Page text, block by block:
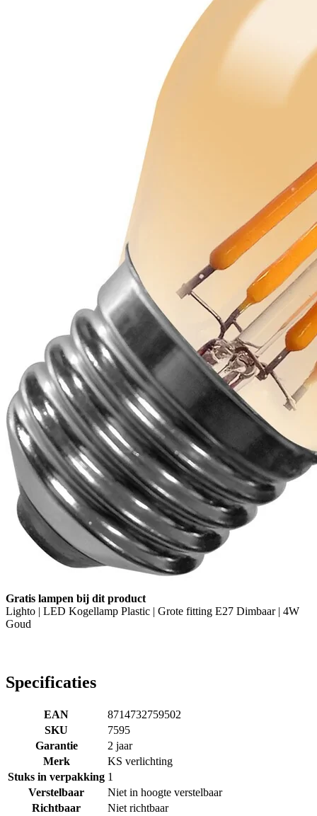
Gratis lampen bij dit product
Lighto | LED Kogellamp Plastic | Grote fitting E27 Dimbaar | 4W
Goud
Specificaties
EAN
8714732759502
SKU
7595
Garantie
2 jaar
Merk
KS verlichting
Stuks in verpakking 1
Verstelbaar
Niet in hoogte verstelbaar
Richtbaar
Niet richtbaar